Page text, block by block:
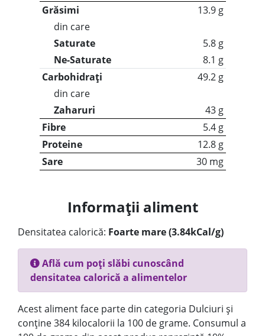
Grăsimi
13.9 g
din care
Saturate
5.8 g
Ne-Saturate
8.1 g
Carbohidrați
49.2 g
din care
Zaharuri
43 g
Fibre
5.4 g
Proteine
12.8 g
Sare
30 mg
Informații aliment
Densitatea calorică: Foarte mare (3.84kCal/g)
Află cum poți slăbi cunoscând
densitatea calorică a alimentelor
Acest aliment face parte din categoria Dulciuri și
conține 384 kilocalorii la 100 de grame. Consumul a